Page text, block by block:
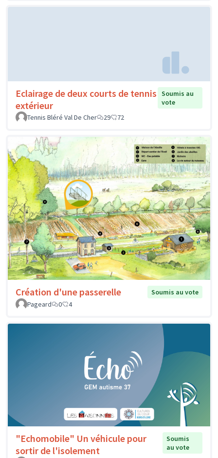
Eclairage de deux courts de tennis
extérieur
Soumis au
vote
Tennis Bléré Val De Cher
29 72
Création d'une passerelle
Soumis au vote
Pageard
0 4
"Echomobile" Un véhicule pour
sortir de l'isolement
Soumis
au vote